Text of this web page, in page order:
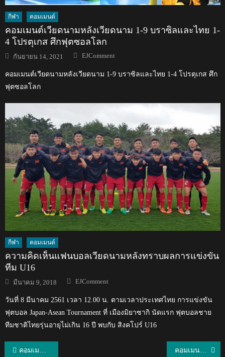
กีฬา คอมเมนต์
คอมเมนต์เวียดนามหลังเวียดนาม 1-9 บราซิลและไทย 1-
4 โปรตุเกส ศึกฟุตซอลโลก
Posted
on
กันยายน 14, 2021 Author
EJComment
คอมเมนต์เวียดนามหลังเวียดนาม 1-9 บราซิลและไทย 1-4 โปรตุเกส ศึก
ฟุตซอลโลก
กีฬา คอมเมนต์
ความคิดเห็นแฟนบอลเวียดนามหลังทราบผลการแข่งขัน
ทีม U16
Posted
on
มีนาคม 9, 2018 Author
EJComment
วันที่ 8 มีนาคม 2561 เวลา 12.00 น. ตามเวลาประเทศไทย การแข่งขัน
ฟุตบอล Japan-Asean Tournament ที่ เมืองมิยาซากิ นัดแรก ฟุตบอลชาย
ทีมชาติไทยรุ่นอายุไม่เกิน 16 ปี พบกับ สิงคโปร์ U16
แนะแนว
คอมเมนต์ชาวมาเลเซียหลังนิชิโนะ ประกาศรายชื่อ 24 แข้ง ชุดพบกับ มาเลเซีย และ เวียดนาม คอมเมนต์ชาวต่างชาติหลังน้องบิ๊นท์-สิรีธร คว้ามงกุฎมิสอินเตอร์เนชั่นแนล 2019